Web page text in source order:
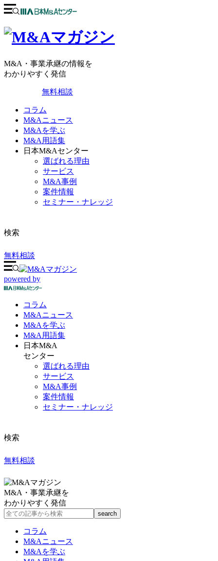
M&A・事業承継の情報を
わかりやすく発信
無料相談
コラム
M&Aニュース
M&Aを学ぶ
M&A用語集
日本M&Aセンター
選ばれる理由
サービス
M&A事例
案件情報
セミナー・ナレッジ
検索
無料相談
powered by
コラム
M&Aニュース
M&Aを学ぶ
M&A 用語集
日本M&A
センター
選ばれる理由
サービス
M&A事例
案件情報
セミナー・ナレッジ
検索
無料相談
M&A・事業承継を
わかりやすく発信
コラム
M&Aニュース
M&Aを学ぶ